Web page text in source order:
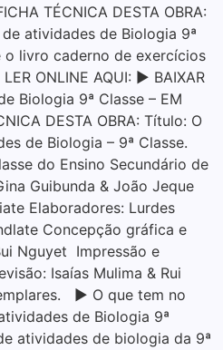
TÉCNICA DESTA OBRA:
atividades de Biologia 9ª
livro caderno de exercícios
ONLINE AQUI: ▶ BAIXAR
Biologia 9ª Classe – EM
DESTA OBRA: Título: O
de Biologia – 9ª Classe.
do Ensino Secundário de
Guibunda & João Jeque
Elaboradores: Lurdes
Concepção gráfica e
Nguyet Impressão e
Isaías Mulima & Rui
▶ O que tem no
de Biologia 9ª
atividades de biologia da 9ª